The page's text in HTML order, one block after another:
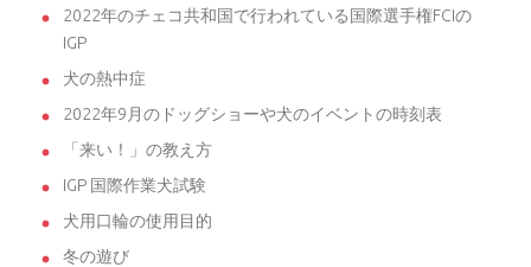
2022年のチェコ共和国で行われている国際選手権FCIの
IGP
犬の熱中症
2022年9月のドッグショーや犬のイベントの時刻表
「来い！」の教え方
IGP 国際作業犬試験
犬用口輪の使用目的
冬の遊び